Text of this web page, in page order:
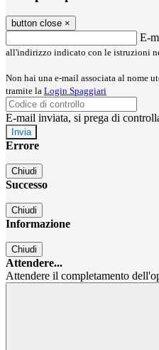
button close ×
E-
all'indirizzo indicato con le istruzioni
Non hai una e-mail associata al nome
tramite la Login Spaggiari
E-mail inviata, si prega di
Errore
Chiudi
Successo
Chiudi
Informazione
Chiudi
Attendere...
Attendere il completamento